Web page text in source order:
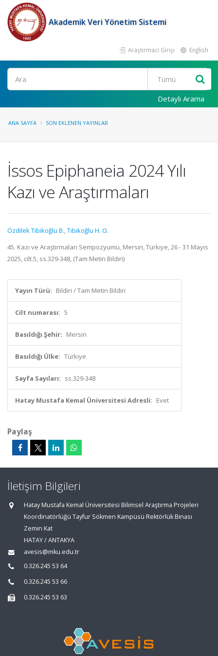
Akademik Veri Yönetim Sistemi
Araştırmacı Girişi English
Ara
Detaylı Arama
ANA SAYFA SON EKLENEN YAYINLAR
İssos Epiphaneia 2024 Yılı
Kazı ve Araştırmaları
Özdilek Tıbıkoğlu B.,Tıbıkoğlu H. O.
45. Kazı ve Araştırmaları Sempozyumu, Mersin, Türkiye, 26 - 31 Mayıs
2025, cilt.5, ss.329-348, (Tam Metin Bildiri)
Yayın Türü: Bildiri / Tam Metin Bildiri
Cilt numarası: 5
Basıldığı Şehir: Mersin
Basıldığı Ülke: Türkiye
Sayfa Sayıları: ss.329-348
Hatay Mustafa Kemal Üniversitesi Adresli: Evet
Paylaş
İletişim Bilgileri
Hatay Mustafa Kemal Üniversitesi Bilimsel Araştırma Projeleri
Koordinatörlüğü Tayfur Sökmen Kampüsü Rektörlük Binası
Zemin Kat
HATAY / ANTAKYA
avesis@mku.edu.tr
0.326.245 53 64
0.326.245 53 66
0.326.245 53 63